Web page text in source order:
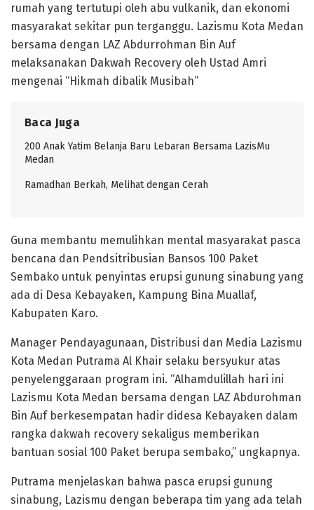
rumah yang tertutupi oleh abu vulkanik, dan ekonomi
masyarakat sekitar pun terganggu. Lazismu Kota Medan
bersama dengan LAZ Abdurrohman Bin Auf
melaksanakan Dakwah Recovery oleh Ustad Amri
mengenai “Hikmah dibalik Musibah”
Baca Juga
200 Anak Yatim Belanja Baru Lebaran Bersama LazisMu
Medan
Ramadhan Berkah, Melihat dengan Cerah
Guna membantu memulihkan mental masyarakat pasca
bencana dan Pendsitribusian Bansos 100 Paket
Sembako untuk penyintas erupsi gunung sinabung yang
ada di Desa Kebayaken, Kampung Bina Muallaf,
Kabupaten Karo.
Manager Pendayagunaan, Distribusi dan Media Lazismu
Kota Medan Putrama Al Khair selaku bersyukur atas
penyelenggaraan program ini. “Alhamdulillah hari ini
Lazismu Kota Medan bersama dengan LAZ Abdurohman
Bin Auf berkesempatan hadir didesa Kebayaken dalam
rangka dakwah recovery sekaligus memberikan
bantuan sosial 100 Paket berupa sembako,” ungkapnya.
Putrama menjelaskan bahwa pasca erupsi gunung
sinabung, Lazismu dengan beberapa tim yang ada telah